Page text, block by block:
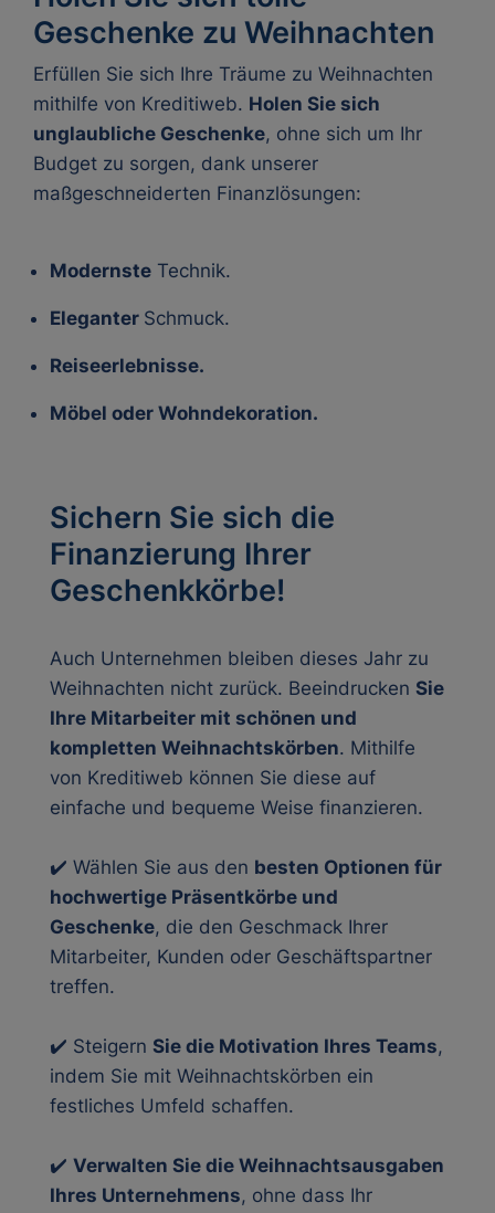
Geschenke zu Weihnachten
Erfüllen Sie sich Ihre Träume zu Weihnachten
mithilfe von Kreditiweb. Holen Sie sich
unglaubliche Geschenke, ohne sich um Ihr
Budget zu sorgen, dank unserer
maßgeschneiderten Finanzlösungen:
Modernste Technik.
Eleganter Schmuck.
Reiseerlebnisse.
Möbel oder Wohndekoration.
Sichern Sie sich die
Finanzierung Ihrer
Geschenkkörbe!
Auch Unternehmen bleiben dieses Jahr zu
Weihnachten nicht zurück. Beeindrucken Sie
Ihre Mitarbeiter mit schönen und
kompletten Weihnachtskörben. Mithilfe
von Kreditiweb können Sie diese auf
einfache und bequeme Weise finanzieren.
✔️ Wählen Sie aus den besten Optionen für
hochwertige Präsentkörbe und
Geschenke, die den Geschmack Ihrer
Mitarbeiter, Kunden oder Geschäftspartner
treffen.
✔️ Steigern Sie die Motivation Ihres Teams,
indem Sie mit Weihnachtskörben ein
festliches Umfeld schaffen.
✔️ Verwalten Sie die Weihnachtsausgaben
Ihres Unternehmens, ohne dass Ihr